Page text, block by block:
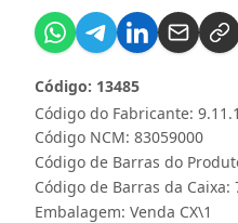
Código do Fabricante:
Código: 13485
Código NCM: 83059000
Código de Barras do
Código de Barras da Caixa:
Embalagem: Venda CX\1